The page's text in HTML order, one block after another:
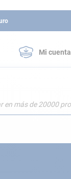
Mi cuenta